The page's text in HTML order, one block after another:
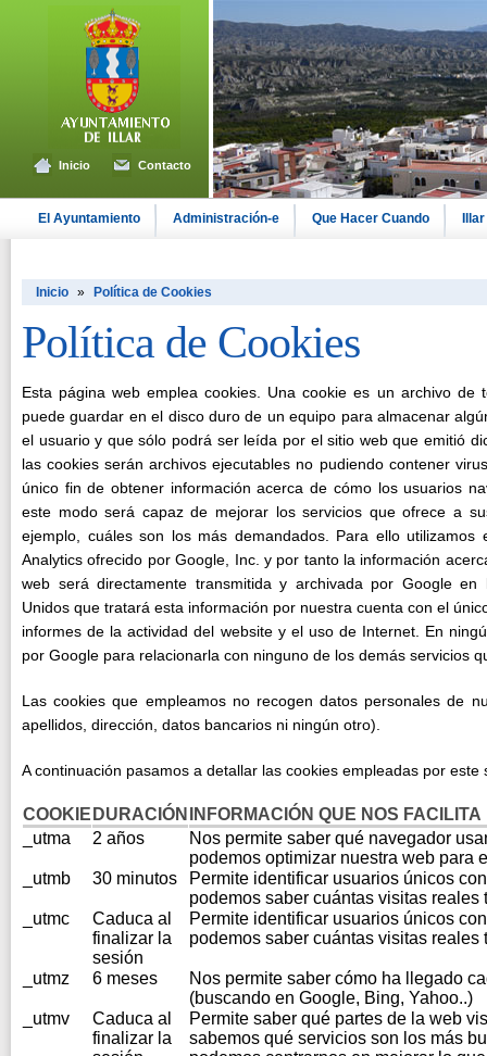
Inicio Contacto
El Ayuntamiento Administración-e Que Hacer Cuando Illar
Inicio » Política de Cookies
Política de Cookies
Esta página web emplea cookies. Una cookie es un archivo de
puede guardar en el disco duro de un equipo para almacenar
el usuario y que sólo podrá ser leída por el sitio web que emitió
las cookies serán archivos ejecutables no pudiendo contener
único fin de obtener información acerca de cómo los usuarios
este modo será capaz de mejorar los servicios que ofrece a
ejemplo, cuáles son los más demandados. Para ello utilizamos
Analytics ofrecido por Google, Inc. y por tanto la información
web será directamente transmitida y archivada por Google en
Unidos que tratará esta información por nuestra cuenta con el
informes de la actividad del website y el uso de Internet. En
por Google para relacionarla con ninguno de los demás servicios
Las cookies que empleamos no recogen datos personales de
apellidos, dirección, datos bancarios ni ningún otro).
A continuación pasamos a detallar las cookies empleadas por este
COOKIE DURACIÓN
INFORMACIÓN QUE NOS FACILITA
_utma
2 años
Nos permite saber qué navegador
podemos optimizar nuestra web para
_utmb
30 minutos
Permite identificar usuarios únicos
podemos saber cuántas visitas reales
_utmc
Caduca al
finalizar la
sesión
Permite identificar usuarios únicos
podemos saber cuántas visitas reales
_utmz 6 meses
Nos permite saber cómo ha llegado
(buscando en Google, Bing, Yahoo..)
_utmv
Caduca al
finalizar la
Permite saber qué partes de la web
sabemos qué servicios son los más